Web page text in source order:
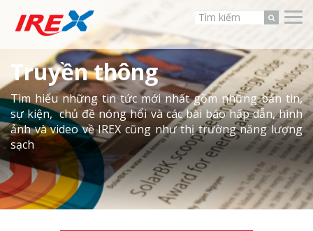
Truyền thông
Tìm hiểu những tin tức mới nhất gồm những bản tin,
sự kiện, chủ đề nóng hổi và các bài báo hấp dẫn, hình
ảnh và video về IREX cũng như thị trường năng lượng
sạch